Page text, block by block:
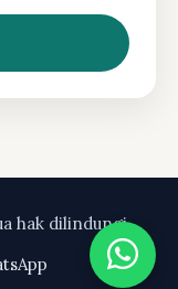
hak dilindungi.